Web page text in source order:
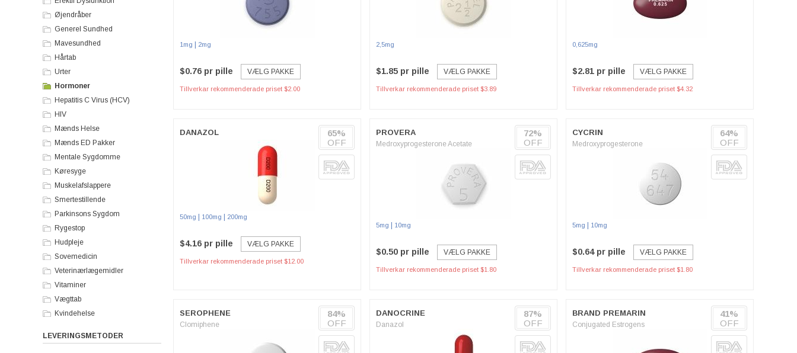
Øjendråber
Generel Sundhed
Mavesundhed
Hårtab
Urter
Hormoner
Hepatitis C Virus (HCV)
HIV
Mænds Helse
Mænds ED Pakker
Mentale Sygdomme
Køresyge
Muskelafslappere
Smertestillende
Parkinsons Sygdom
Rygestop
Hudpleje
Sovemedicin
Veterinærlægemidler
Vitaminer
Vægttab
Kvindehelse
LEVERINGSMETODER
1mg 2mg
$0.76 pr pille VÆLG PAKKE
Tillverkar rekommenderade priset $2.00
2,5mg
$1.85 pr pille VÆLG PAKKE
Tillverkar rekommenderade priset $3.89
0,625mg
$2.81 pr pille VÆLG PAKKE
Tillverkar rekommenderade priset $4.32
DANAZOL
50mg 100mg 200mg
$4.16 pr pille VÆLG PAKKE
Tillverkar rekommenderade priset $12.00
65%
OFF
PROVERA
Medroxyprogesterone Acetate
5mg 10mg
$0.50 pr pille VÆLG PAKKE
Tillverkar rekommenderade priset $1.80
72%
OFF
CYCRIN
Medroxyprogesterone
5mg 10mg
$0.64 pr pille VÆLG PAKKE
Tillverkar rekommenderade priset $1.80
64%
OFF
SEROPHENE
Clomiphene
84%
OFF
DANOCRINE
Danazol
87%
OFF
BRAND PREMARIN
Conjugated Estrogens
41%
OFF